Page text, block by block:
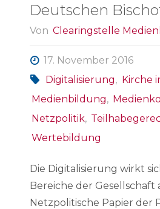
Deutschen
Von Clearingstelle
17. November 2016
Digitalisierung, Kirche
Medienbildung,
Netzpolitik,
Wertebildung
Die Digitalisierung wirkt
Bereiche der Gesellschaft
Netzpolitische Papier der